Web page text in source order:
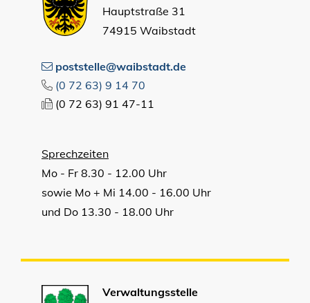
Hauptstraße 31
74915 Waibstadt
poststelle@waibstadt.de
(0 72 63) 9 14 70
(0 72 63) 91 47-11
Sprechzeiten
Mo - Fr 8.30 - 12.00 Uhr
sowie Mo + Mi 14.00 - 16.00 Uhr
und Do 13.30 - 18.00 Uhr
Verwaltungsstelle